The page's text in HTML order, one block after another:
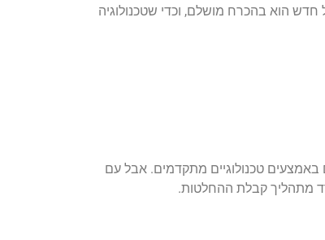
הוא בהכרח מושלם, וכדי שטכנולוגיה
באמצעים טכנולוגיים מתקדמים. אבל עם
מתהליך קבלת ההחלטות.